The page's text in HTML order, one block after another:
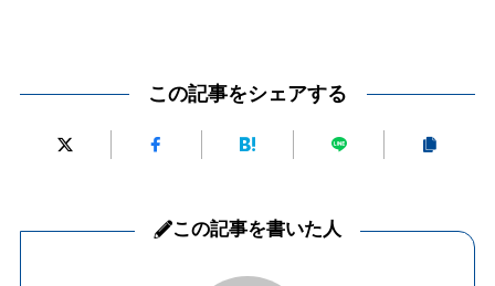
この記事をシェアする
この記事を書いた人